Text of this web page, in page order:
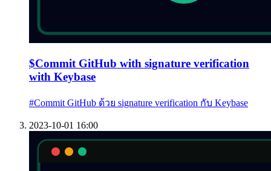
$Commit GitHub with signature verification
with Keybase
#Commit GitHub ด้วย signature verification กับ Keybase
2023-10-01 16:00